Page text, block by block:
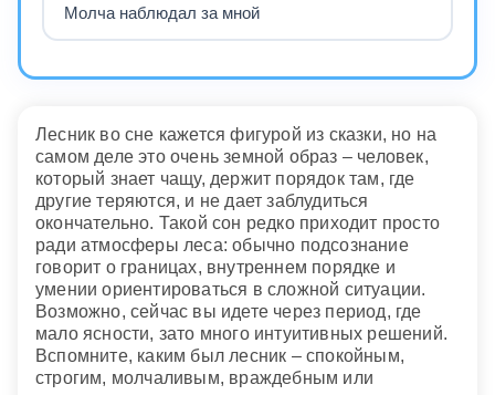
Молча наблюдал за мной
Лесник во сне кажется фигурой из сказки, но на
самом деле это очень земной образ – человек,
который знает чащу, держит порядок там, где
другие теряются, и не дает заблудиться
окончательно. Такой сон редко приходит просто
ради атмосферы леса: обычно подсознание
говорит о границах, внутреннем порядке и
умении ориентироваться в сложной ситуации.
Возможно, сейчас вы идете через период, где
мало ясности, зато много интуитивных решений.
Вспомните, каким был лесник – спокойным,
строгим, молчаливым, враждебным или